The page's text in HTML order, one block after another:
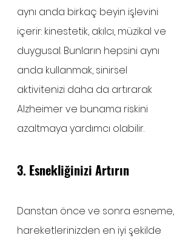
aynı anda birkaç beyin işlevini
içerir: kinestetik, akılcı, müzikal ve
duygusal. Bunların hepsini aynı
anda kullanmak, sinirsel
aktivitenizi daha da artırarak
Alzheimer ve bunama riskini
azaltmaya yardımcı olabilir.
3. Esnekliğinizi Artırın
Danstan önce ve sonra esneme,
hareketlerinizden en iyi şekilde